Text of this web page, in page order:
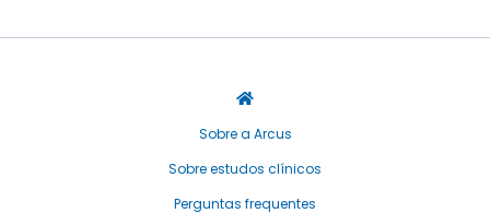
Sobre a Arcus
Sobre estudos clínicos
Perguntas frequentes